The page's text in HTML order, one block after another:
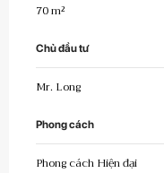
70 m²
Chủ đầu tư
Mr. Long
Phong cách
Phong cách Hiện đại